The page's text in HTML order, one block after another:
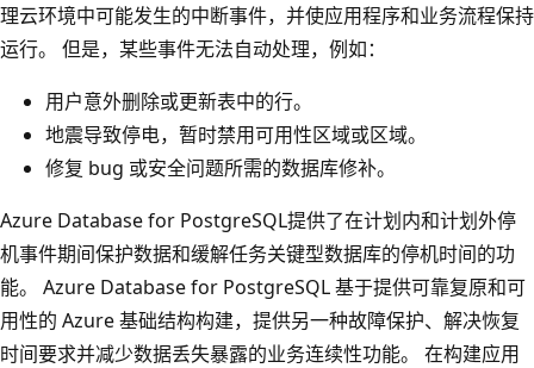
理云环境中可能发生的中断事件，并使应用程序和业务流程保持
运行。 但是，某些事件无法自动处理，例如：
用户意外删除或更新表中的行。
地震导致停电，暂时禁用可用性区域或区域。
修复 bug 或安全问题所需的数据库修补。
Azure Database for PostgreSQL提供了在计划内和计划外停
机事件期间保护数据和缓解任务关键型数据库的停机时间的功
能。 Azure Database for PostgreSQL 基于提供可靠复原和可
用性的 Azure 基础结构构建，提供另一种故障保护、解决恢复
时间要求并减少数据丢失暴露的业务连续性功能。 在构建应用